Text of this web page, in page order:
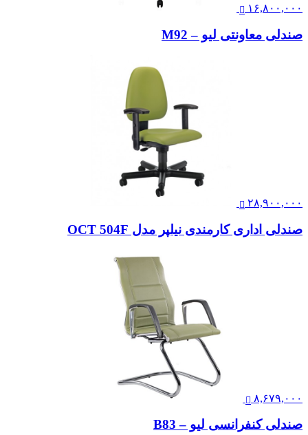
۱۶,۸۰۰,۰۰۰
صندلی معاونتی لیو – M92
۲۸,۹۰۰,۰۰۰
صندلی اداری کارمندی نیلپر مدل OCT 504F
۸,۶۷۹,۰۰۰
صندلی کنفرانسی لیو – B83